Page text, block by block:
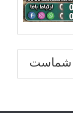
شماست